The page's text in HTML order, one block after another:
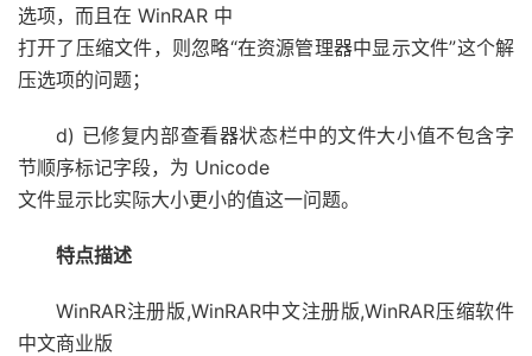
选项，而且在 WinRAR 中
打开了压缩文件，则忽略“在资源管理器中显示文件”这个解
压选项的问题；
d) 已修复内部查看器状态栏中的文件大小值不包含字
节顺序标记字段，为 Unicode
文件显示比实际大小更小的值这一问题。
特点描述
WinRAR注册版,WinRAR中文注册版,WinRAR压缩软件
中文商业版